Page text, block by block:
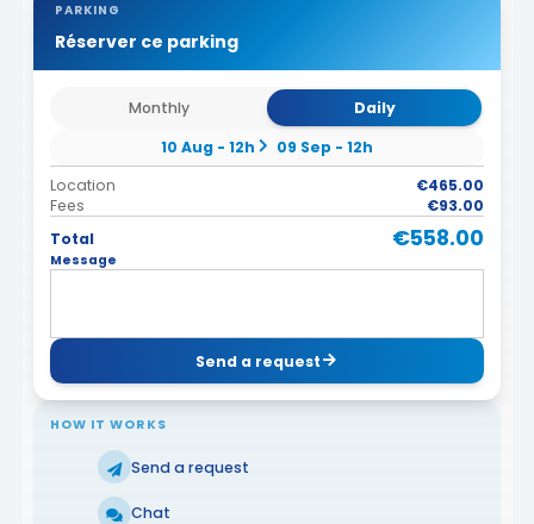
PARKING
Réserver ce parking
Monthly
Daily
10 Aug - 12h
09 Sep - 12h
Location
€465.00
Fees
€93.00
Total
€558.00
Message
Send a request
HOW IT WORKS
Send a request
Chat